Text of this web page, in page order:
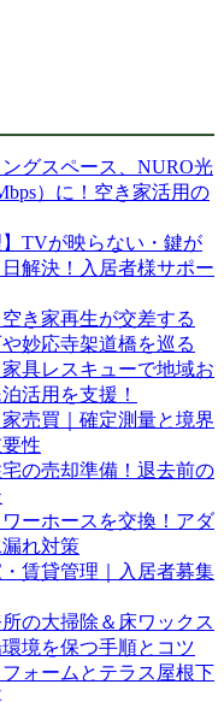
グスペース、NURO光
）に！空き家活用の
】TVが映らない・鍵が
解決！入居者様サポー
き家再生が交差する
妙応寺架道橋を巡る
具レスキューで地域お
活用を支援！
売買｜確定測量と境界
性
の売却準備！退去前の
ーホースを交換！アダ
れ対策
賃貸管理｜入居者募集
の大掃除＆床ワックス
境を保つ手順とコツ
ォームとテラス屋根下